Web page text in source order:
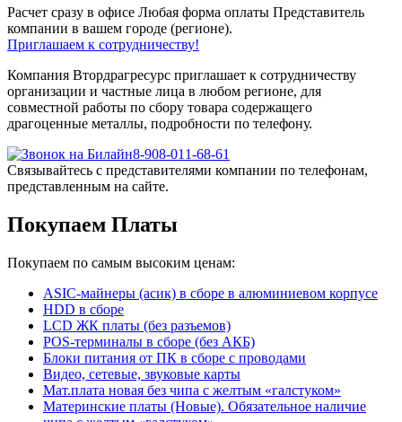
Расчет сразу в офисе Любая форма оплаты Представитель
компании в вашем городе (регионе).
Приглашаем к сотрудничеству!
Компания Втордрагресурс приглашает к сотрудничеству
организации и частные лица в любом регионе, для
совместной работы по сбору товара содержащего
драгоценные металлы, подробности по телефону.
8-908-011-68-61
Связывайтесь с представителями компании по телефонам,
представленным на сайте.
Покупаем Платы
Покупаем по самым высоким ценам:
ASIC-майнеры (асик) в сборе в алюминиевом корпусе
HDD в сборе
LCD ЖК платы (без разъемов)
POS-терминалы в сборе (без АКБ)
Блоки питания от ПК в сборе с проводами
Видео, сетевые, звуковые карты
Мат.плата новая без чипа с желтым «галстуком»
Материнские платы (Новые). Обязательное наличие